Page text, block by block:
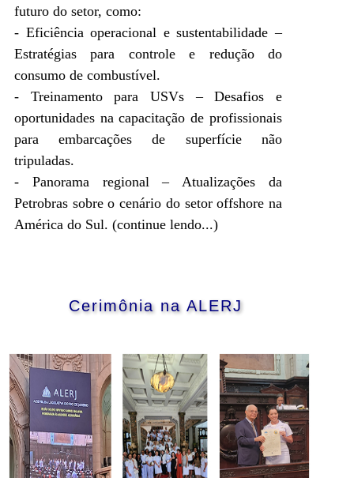
futuro do setor, como:
- Eficiência operacional e sustentabilidade –
Estratégias para controle e redução do
consumo de combustível.
- Treinamento para USVs – Desafios e
oportunidades na capacitação de profissionais
para embarcações de superfície não
tripuladas.
- Panorama regional – Atualizações da
Petrobras sobre o cenário do setor offshore na
América do Sul. (continue lendo...)
Cerimônia na ALERJ